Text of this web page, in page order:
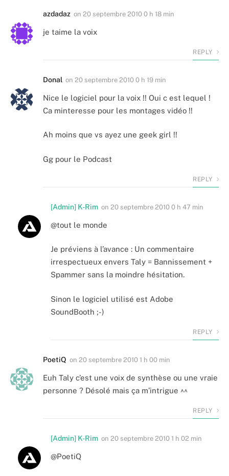
azdadaz on 20 septembre 2010 0 h 18 min
je taime la voix
REPLY
Donal on 20 septembre 2010 0 h 19 min
Nice le logiciel pour la voix !! Oui c est lequel !
Ca minteresse pour les montages vidéo !!
Ah moins que vs ayez une geek girl !!
Gg pour le Podcast
REPLY
[Admin] K-Rim on 20 septembre 2010 0 h 47 min
@tout le monde
Je préviens à l’avance : Un commentaire
irrespectueux envers Taly = Bannissement +
Spammer sans la moindre hésitation.
Sinon le logiciel utilisé est Adobe
SoundBooth ;-)
REPLY
PoetiQ on 20 septembre 2010 1 h 00 min
Euh Taly c’est une voix de synthèse ou une vraie
personne ? Désolé mais ça m’intrigue ^^
REPLY
[Admin] K-Rim on 20 septembre 2010 1 h 02 min
@PoetiQ